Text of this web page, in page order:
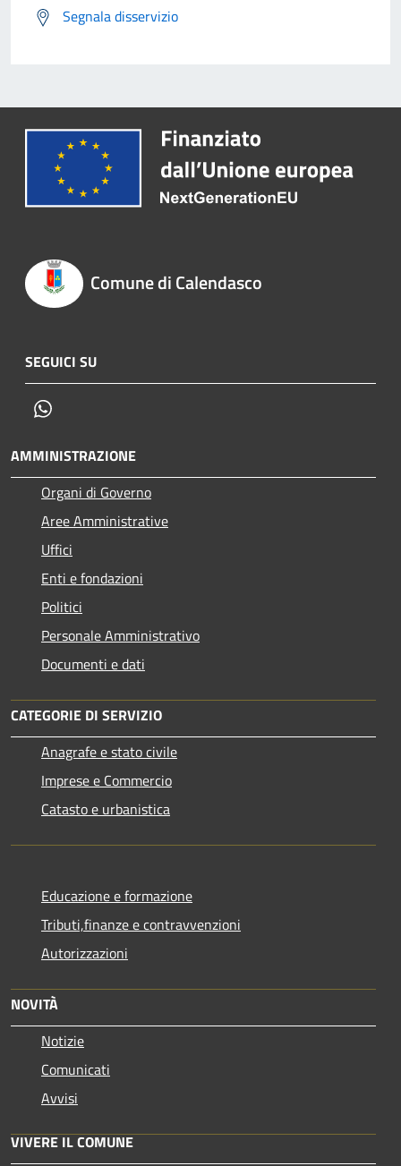
Segnala disservizio
Comune di Calendasco
SEGUICI SU
AMMINISTRAZIONE
Organi di Governo
Aree Amministrative
Uffici
Enti e fondazioni
Politici
Personale Amministrativo
Documenti e dati
CATEGORIE DI SERVIZIO
Anagrafe e stato civile
Imprese e Commercio
Catasto e urbanistica
Educazione e formazione
Tributi,finanze e contravvenzioni
Autorizzazioni
NOVITÀ
Notizie
Comunicati
Avvisi
VIVERE IL COMUNE